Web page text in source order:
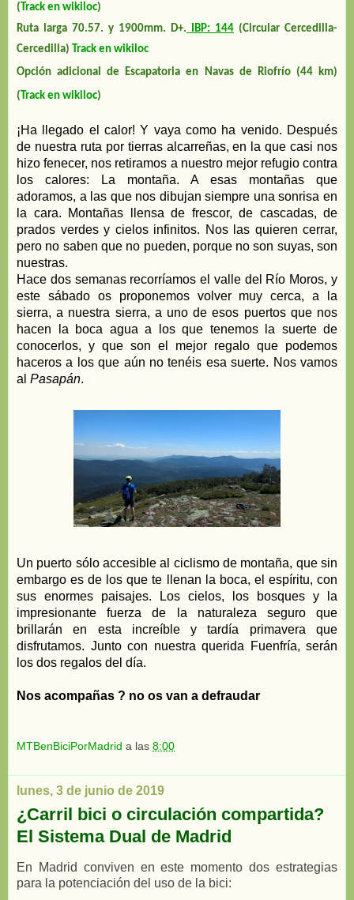
( Track en wikiloc)
Ruta larga 70.57. y 1900mm. D+. IBP: 144 (Circular Cercedilla-
Cercedilla)
Track en wikiloc
Opción adicional de Escapatoria en Navas de Riofrío (44 km)
( Track en wikiloc)
¡Ha llegado el calor! Y vaya como ha venido. Después
de nuestra ruta por tierras alcarreñas, en la que casi nos
hizo fenecer, nos retiramos a nuestro mejor refugio contra
los calores: La montaña. A esas montañas que
adoramos, a las que nos dibujan siempre una sonrisa en
la cara. Montañas llensa de frescor, de cascadas, de
prados verdes y cielos infinitos. Nos las quieren cerrar,
pero no saben que no pueden, porque no son suyas, son
nuestras.
Hace dos semanas recorríamos el valle del Río Moros, y
este sábado os proponemos volver muy cerca, a la
sierra, a nuestra sierra, a uno de esos puertos que nos
hacen la boca agua a los que tenemos la suerte de
conocerlos, y que son el mejor regalo que podemos
haceros a los que aún no tenéis esa suerte. Nos vamos
al Pasapán.
Un puerto sólo accesible al ciclismo de montaña, que sin
embargo es de los que te llenan la boca, el espíritu, con
sus enormes paisajes. Los cielos, los bosques y la
impresionante fuerza de la naturaleza seguro que
brillarán en esta increíble y tardía primavera que
disfrutamos. Junto con nuestra querida Fuenfría, serán
los dos regalos del día.
Nos acompañas ? no os van a defraudar
MTBenBiciPorMadrid a las 8:00
lunes, 3 de junio de 2019
¿Carril bici o circulación compartida?
El Sistema Dual de Madrid
En Madrid conviven en este momento dos estrategias
para la potenciación del uso de la bici: